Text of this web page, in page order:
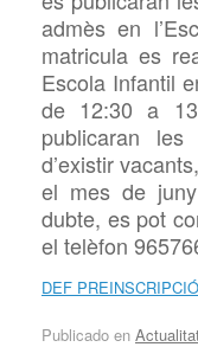
admès en
matricula es
Escola Infantil
de 12:30 a
publicaran
d’existir
el mes de
dubte, es pot
el telèfon
DEF
Publicado en